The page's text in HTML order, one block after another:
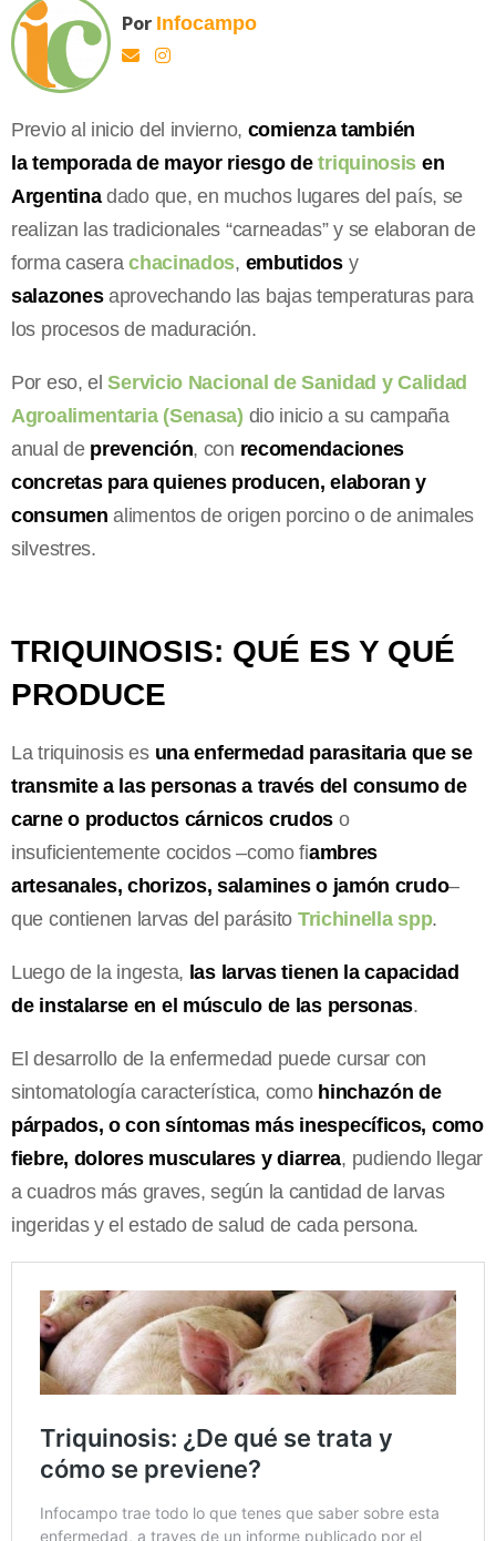
Por Infocampo
Previo al inicio del invierno, comienza también
la temporada de mayor riesgo detriquinosis en
Argentinadado que, en muchos lugares del país, se
realizan las tradicionales “carneadas” y se elaboran de
forma caserachacinados, embutidosy
salazones aprovechando las bajas temperaturas para
los procesos de maduración.
Por eso, elServicio Nacional de Sanidad y Calidad
Agroalimentaria (Senasa) dio inicio a su campaña
anual de prevención, con recomendaciones
concretas para quienes producen, elaboran y
consumen alimentos de origen porcino o de animales
silvestres.
TRIQUINOSIS: QUÉ ES Y QUÉ
PRODUCE
La triquinosis es una enfermedad parasitaria que se
transmite a las personas a través del consumo de
carne o productos cárnicos crudos o
insuficientemente cocidos –como fiambres
artesanales, chorizos, salamines o jamón crudo–
que contienen larvas del parásito Trichinella spp.
Luego de la ingesta, las larvas tienen la capacidad
de instalarse en el músculo de las personas.
El desarrollo de la enfermedad puede cursar con
sintomatología característica, comohinchazón de
párpados, o con síntomas más inespecíficos, como
fiebre, dolores musculares y diarrea, pudiendo llegar
a cuadros más graves, según la cantidad de larvas
ingeridas y el estado de salud de cada persona.